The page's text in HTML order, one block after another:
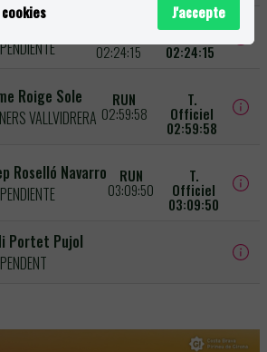
02:24:15
T. Officiel
02:24:15
Roige Sole
VALLVIDRERA
RUN
02:59:58
T.
Officiel
02:59:58
Roselló Navarro
RUN
03:09:50
T.
Officiel
03:09:50
Portet Pujol
J'accepte